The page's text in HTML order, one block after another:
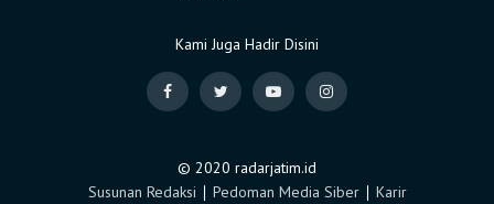
Kami Juga Hadir Disini
© 2020 radarjatim.id
Susunan Redaksi ∣ Pedoman Media Siber∣ Karir